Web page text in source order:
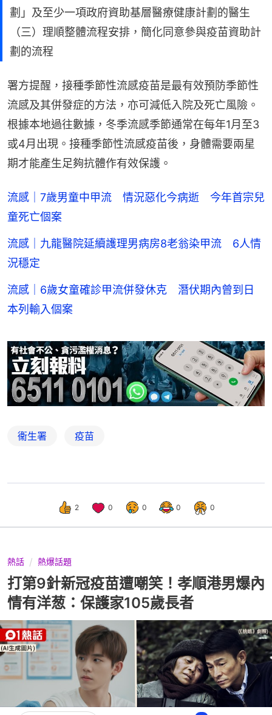
劃」及至少一項政府資助基層醫療健康計劃的醫生
（三）理順整體流程安排，簡化同意參與疫苗資助計
劃的流程
署方提醒，接種季節性流感疫苗是最有效預防季節性
流感及其併發症的方法，亦可減低入院及死亡風險。
根據本地過往數據，冬季流感季節通常在每年1月至3
或4月出現。接種季節性流感疫苗後，身體需要兩星
期才能產生足夠抗體作有效保護。
流感｜7歲男童中甲流 情況惡化今病逝 今年首宗兒
童死亡個案
流感｜九龍醫院延續護理男病房8老翁染甲流 6人情
況穩定
流感｜6歲女童確診甲流併發休克 潛伏期內曾到日
本列輸入個案
衞生署 疫苗
2 0 0 0 0
熱話 熱爆話題
打第9針新冠疫苗遭嘲笑！孝順港男爆內
情有洋葱：保護家105歲長者